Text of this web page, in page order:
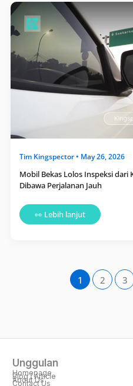
Tim Kingspector• May 26, 2026
Mobil Bekas Lolos Inspeksi dari
Dibawa Perjalanan Jauh
Mobil
Lolos
Inspeksi
dari
Kingspector
Bikin
Tenang
Ketika
Dibawa
Perjalanan
Jauh
👀 Lebih lanjut
1 2 3
Unggulan
Homepage
Blog / Article
About Us
Contact Us